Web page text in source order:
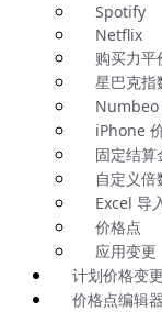
Spotify
Netflix
购买力平
星巴克指
Numbeo
iPhone
固定结算
自定义倍
Excel 导
价格点
应用变更
计划价格变
价格点编辑器